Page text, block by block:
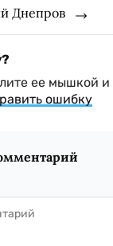
Днепров
ее мышкой
ошибку